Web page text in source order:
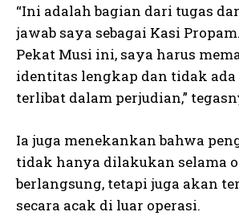
“Ini adalah bagian dari tugas
jawab saya sebagai Kasi
Pekat Musi ini, saya harus
identitas lengkap dan tidak
terlibat dalam perjudian,”
Ia juga menekankan bahwa
tidak hanya dilakukan selama
berlangsung, tetapi juga akan
secara acak di luar operasi.